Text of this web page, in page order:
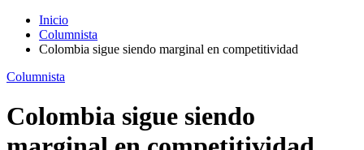
Inicio
Columnista
Colombia sigue siendo marginal en competitividad
Columnista
Colombia sigue siendo